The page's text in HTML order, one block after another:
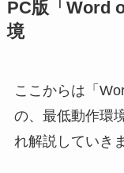
PC版「Word
境
ここからは「
の、最低動作環
れ解説していき